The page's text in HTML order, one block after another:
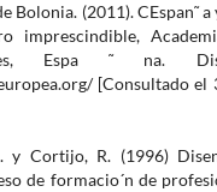
Bolonia. (2011). CEspan˜
imprescindible,
Espa ˜ na.
[Consultado el
y Cortijo, R. (1996)
de formacio´n de